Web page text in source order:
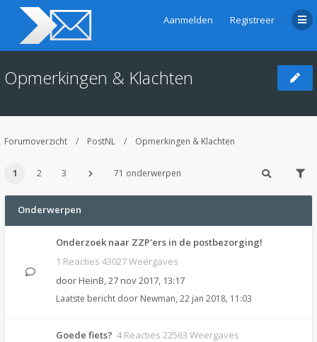
Aanmelden Registreer
Opmerkingen & Klachten
Forumoverzicht PostNL Opmerkingen & Klachten
1 2 3 71 onderwerpen
Onderwerpen
Onderzoek naar ZZP'ers in de postbezorging!
1 Reacties 43027 Weergaves
door HeinB,27 nov 2017, 13:17
Laatste bericht door Newman, 22 jan 2018, 11:03
Goede fiets? 4 Reacties 22563 Weergaves